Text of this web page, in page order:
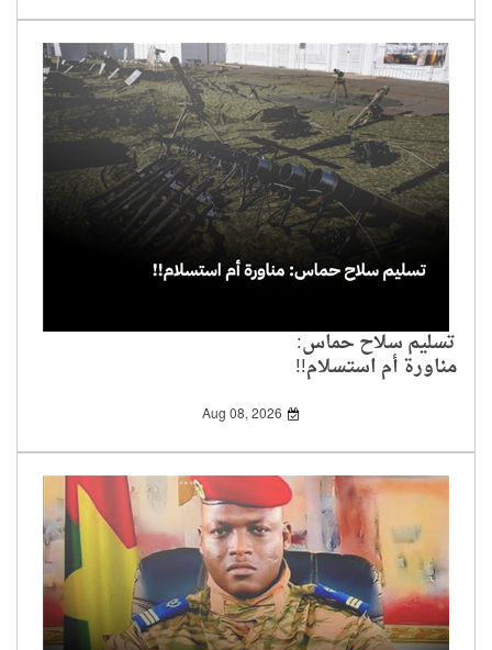
تسليم سلاح حماس:
مناورة أم استسلام!!
Aug 08, 2026